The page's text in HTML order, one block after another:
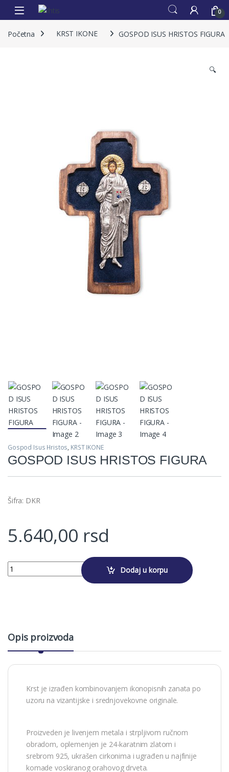
0
Početna KRST IKONE GOSPOD ISUS HRISTOS FIGURA
🔍
Gospod Isus Hristos, KRST IKONE
GOSPOD ISUS HRISTOS FIGURA
Šifra: DKR
5.640,00 rsd
GOSPOD ISUS HRISTOS FIGURA quantityDodaj u korpu
Opis proizvoda
Krst je izrađen kombinovanjem ikonopisnih zanata po
uzoru na vizantijske i srednjovekovne originale.
Proizveden je livenjem metala i strpljivom ručnom
obradom, oplemenjen je 24-karatnim zlatom i
srebrom 925, ukrašen cirkonima i ugrađen u najfinije
komade voskiranog orahovog drveta.